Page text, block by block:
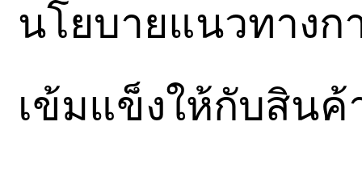
นโยบายแนวทางก
เข้มแข็งให้กับสิน